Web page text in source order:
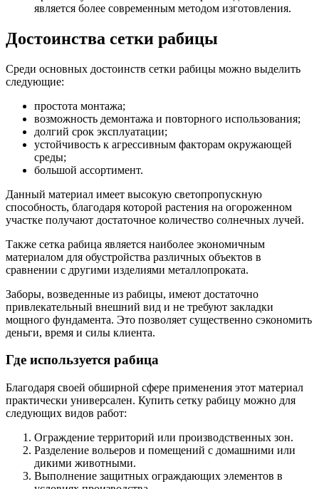
является более современным методом изготовления.
Достоинства сетки рабицы
Среди основных достоинств сетки рабицы можно выделить
следующие:
простота монтажа;
возможность демонтажа и повторного использования;
долгий срок эксплуатации;
устойчивость к агрессивным факторам окружающей
среды;
большой ассортимент.
Данный материал имеет высокую светопропускную
способность, благодаря которой растения на огороженном
участке получают достаточное количество солнечных лучей.
Также сетка рабица является наиболее экономичным
материалом для обустройства различных объектов в
сравнении с другими изделиями металлопроката.
Заборы, возведенные из рабицы, имеют достаточно
привлекательный внешний вид и не требуют закладки
мощного фундамента. Это позволяет существенно сэкономить
деньги, время и силы клиента.
Где используется рабица
Благодаря своей обширной сфере применения этот материал
практически универсален. Купить сетку рабицу можно для
следующих видов работ:
Ограждение территорий или производственных зон.
Разделение вольеров и помещений с домашними или
дикими животными.
Выполнение защитных ограждающих элементов в